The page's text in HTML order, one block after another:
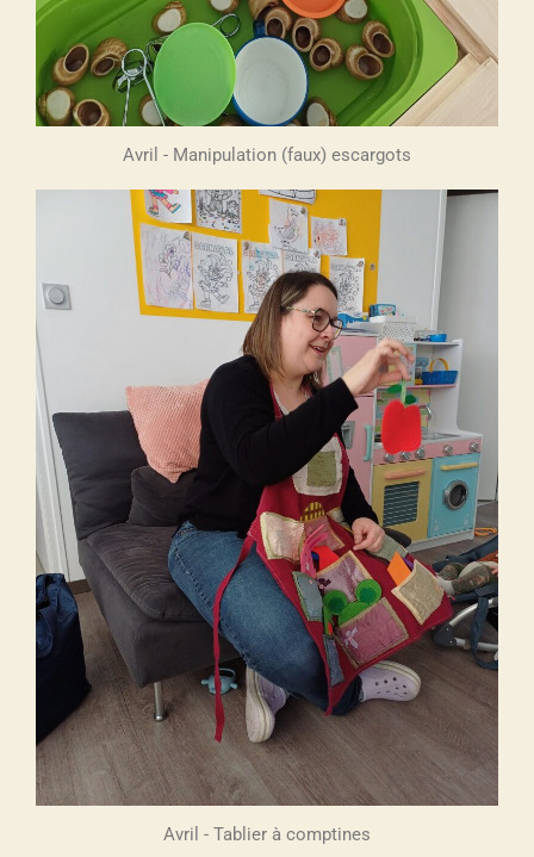
Avril - Manipulation (faux) escargots
Avril - Tablier à comptines